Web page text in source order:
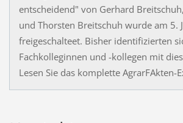
entscheidend" von Gerhard
und Thorsten Breitschuh wurde am 5.
freigeschalteet. Bisher identifizierten
Fachkolleginnen und -kollegen mit
Lesen Sie das komplette AgrarFAkten-